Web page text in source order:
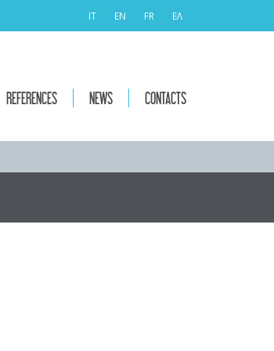
IT EN FR ΕΛ
REFERENCES NEWS CONTACTS